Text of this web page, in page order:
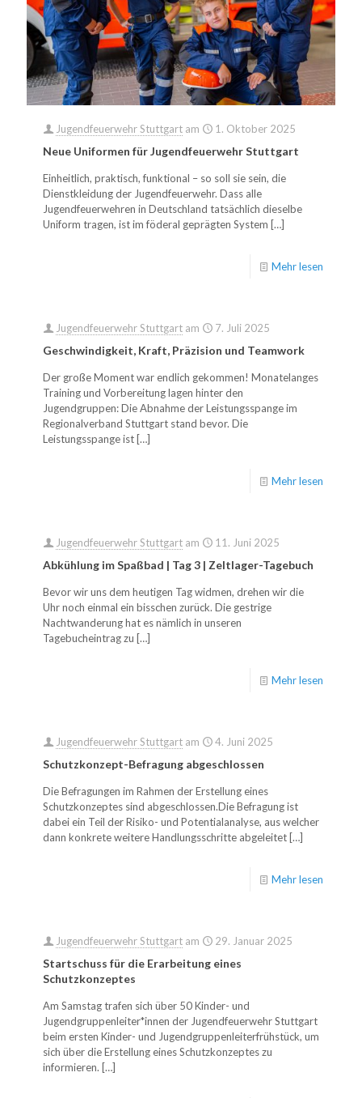
Jugendfeuerwehr Stuttgart am 1. Oktober 2025
Neue Uniformen für Jugendfeuerwehr Stuttgart
Einheitlich, praktisch, funktional – so soll sie sein, die
Dienstkleidung der Jugendfeuerwehr. Dass alle
Jugendfeuerwehren in Deutschland tatsächlich dieselbe
Uniform tragen, ist im föderal geprägten System […]
Mehr lesen
Jugendfeuerwehr Stuttgart am 7. Juli 2025
Geschwindigkeit, Kraft, Präzision und Teamwork
Der große Moment war endlich gekommen! Monatelanges
Training und Vorbereitung lagen hinter den
Jugendgruppen: Die Abnahme der Leistungsspange im
Regionalverband Stuttgart stand bevor. Die
Leistungsspange ist […]
Mehr lesen
Jugendfeuerwehr Stuttgart am 11. Juni 2025
Abkühlung im Spaßbad | Tag 3 | Zeltlager-Tagebuch
Bevor wir uns dem heutigen Tag widmen, drehen wir die
Uhr noch einmal ein bisschen zurück. Die gestrige
Nachtwanderung hat es nämlich in unseren
Tagebucheintrag zu […]
Mehr lesen
Jugendfeuerwehr Stuttgart am 4. Juni 2025
Schutzkonzept-Befragung abgeschlossen
Die Befragungen im Rahmen der Erstellung eines
Schutzkonzeptes sind abgeschlossen.Die Befragung ist
dabei ein Teil der Risiko- und Potentialanalyse, aus welcher
dann konkrete weitere Handlungsschritte abgeleitet […]
Mehr lesen
Jugendfeuerwehr Stuttgart am 29. Januar 2025
Startschuss für die Erarbeitung eines
Schutzkonzeptes
Am Samstag trafen sich über 50 Kinder- und
Jugendgruppenleiter*innen der Jugendfeuerwehr Stuttgart
beim ersten Kinder- und Jugendgruppenleiterfrühstück, um
sich über die Erstellung eines Schutzkonzeptes zu
informieren. […]